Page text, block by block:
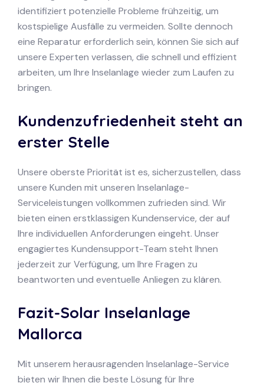
identifiziert potenzielle Probleme frühzeitig, um
kostspielige Ausfälle zu vermeiden. Sollte dennoch
eine Reparatur erforderlich sein, können Sie sich auf
unsere Experten verlassen, die schnell und effizient
arbeiten, um Ihre Inselanlage wieder zum Laufen zu
bringen.
Kundenzufriedenheit steht an
erster Stelle
Unsere oberste Priorität ist es, sicherzustellen, dass
unsere Kunden mit unseren Inselanlage-
Serviceleistungen vollkommen zufrieden sind. Wir
bieten einen erstklassigen Kundenservice, der auf
Ihre individuellen Anforderungen eingeht. Unser
engagiertes Kundensupport-Team steht Ihnen
jederzeit zur Verfügung, um Ihre Fragen zu
beantworten und eventuelle Anliegen zu klären.
Fazit-Solar Inselanlage
Mallorca
Mit unserem herausragenden Inselanlage-Service
bieten wir Ihnen die beste Lösung für Ihre